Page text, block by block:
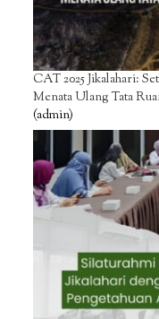
CAT 2025 Jikalahari:
Menata Ulang Tata
(admin)